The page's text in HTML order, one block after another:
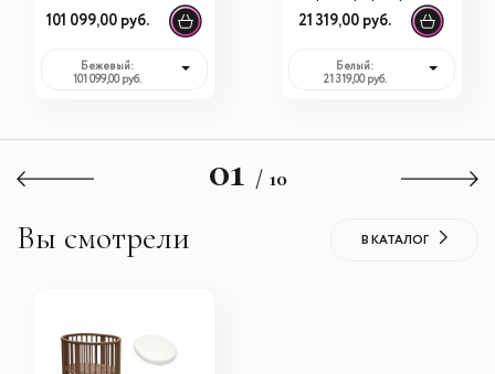
101 099,00 руб.
Бежевый:
101 099,00 руб.
Emi
21 319,00 руб.
Белый:
21 319,00 руб.
01 / 10
Вы смотрели В КАТАЛОГ